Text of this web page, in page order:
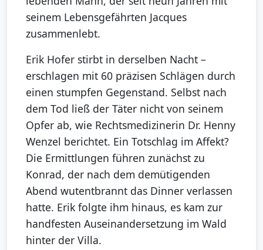
seinem Lebensgefährten Jacques
zusammenlebt.
Erik Hofer stirbt in derselben Nacht –
erschlagen mit 60 präzisen Schlägen durch
einen stumpfen Gegenstand. Selbst nach
dem Tod ließ der Täter nicht von seinem
Opfer ab, wie Rechtsmedizinerin Dr. Henny
Wenzel berichtet. Ein Totschlag im Affekt?
Die Ermittlungen führen zunächst zu
Konrad, der nach dem demütigenden
Abend wutentbrannt das Dinner verlassen
hatte. Erik folgte ihm hinaus, es kam zur
handfesten Auseinandersetzung im Wald
hinter der Villa.